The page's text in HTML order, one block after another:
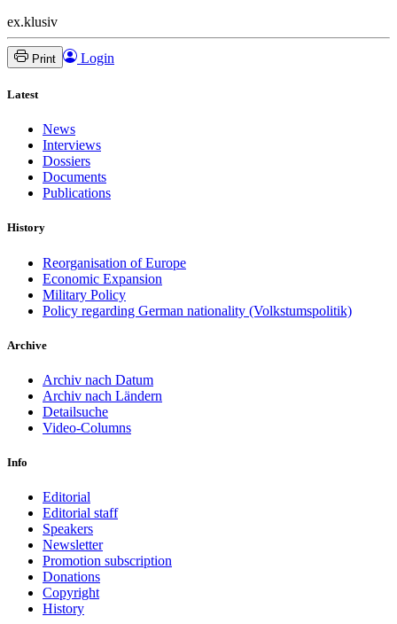
ex.klusiv
Print Login
Latest
News
Interviews
Dossiers
Documents
Publications
History
Reorganisation of Europe
Economic Expansion
Military Policy
Policy regarding German nationality (Volkstumspolitik)
Archive
Archiv nach Datum
Archiv nach Ländern
Detailsuche
Video-Columns
Info
Editorial
Editorial staff
Speakers
Newsletter
Promotion subscription
Donations
Copyright
History